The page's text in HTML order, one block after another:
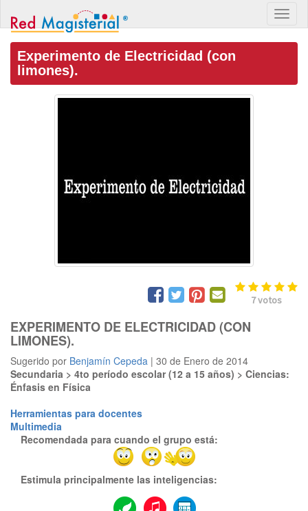
Experimento de Electricidad (con
limones).
7votos
EXPERIMENTO DE ELECTRICIDAD (CON
LIMONES).
Sugerido por Benjamín Cepeda | 30 de Enero de 2014
Secundaria > 4to período escolar (12 a 15 años) > Ciencias:
Énfasis en Física
Herramientas para docentes
Multimedia
Recomendada para cuando el grupo está:
Estimula principalmente las inteligencias: